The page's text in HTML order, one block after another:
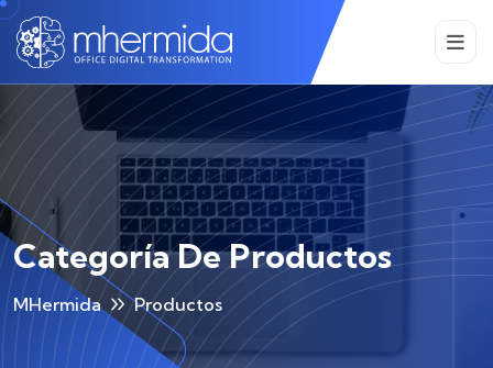
Categoría De Productos
MHermida Productos